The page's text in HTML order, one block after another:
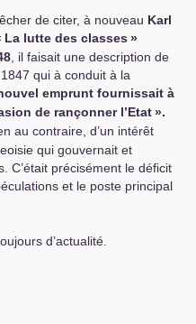
de citer, à nouveau Karl
La lutte des classes»
, il faisait une description de
qui à conduit à la
emprunt fournissait à
de rançonner l’Etat».
au contraire, d’un intérêt
qui gouvernait et
C’était précisément le déficit
et le poste principal
d’actualité.